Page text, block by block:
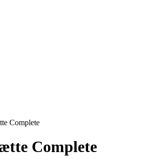
Complete
Complete